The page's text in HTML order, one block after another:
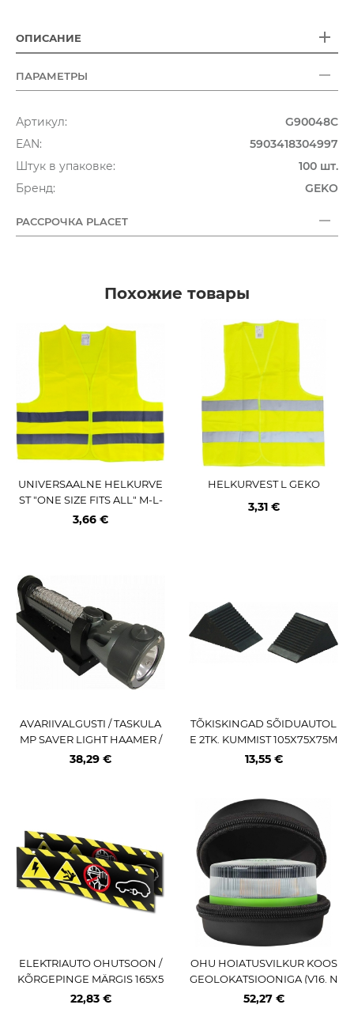
ОПИСАНИЕ
ПАРАМЕТРЫ
Артикул:
G90048C
EAN:
5903418304997
Штук в упаковке:
100 шт.
Бренд:
GEKO
РАССРОЧКА PLACET
Похожие товары
UNIVERSAALNE HELKURVE
ST "ONE SIZE FITS ALL" M-L-
XL-XXL. CE JBM
3,66 €
HELKURVEST L GEKO
3,31 €
AVARIIVALGUSTI / TASKULA
MP SAVER LIGHT HAAMER /
TURVAVÖÖ NUGA OSRAM
38,29 €
TÕKISKINGAD SÕIDUAUTOL
E 2TK. KUMMIST 105X75X75M
M KS TOOLS
13,55 €
ELEKTRIAUTO OHUTSOON /
KÕRGEPINGE MÄRGIS 165X5
00MM JBM
22,83 €
OHU HOIATUSVILKUR KOOS
GEOLOKATSIOONIGA (V16. N
ÕUTAV HISPAANIAS) EVA-PA
52,27 €